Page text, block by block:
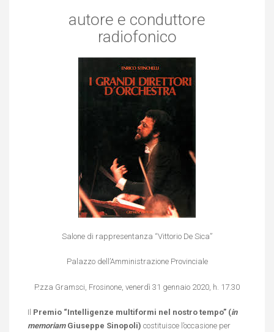
autore e conduttore
radiofonico
Salone di rappresentanza “Vittorio De Sica”
Palazzo dell’Amministrazione Provinciale
P.zza Gramsci, Frosinone, venerdì 31 gennaio 2020, h. 17.30
Il Premio “Intelligenze multiformi nel nostro tempo” (in
memoriamGiuseppe Sinopoli) costituisce l’occasione per